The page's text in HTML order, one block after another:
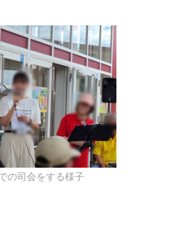
の司会をする様子